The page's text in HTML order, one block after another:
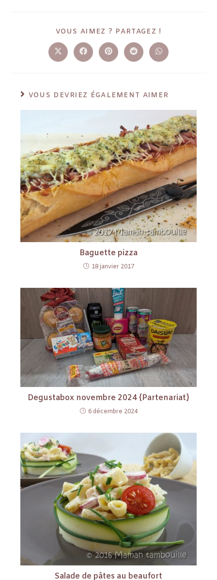
VOUS AIMEZ ? PARTAGEZ !
VOUS DEVRIEZ ÉGALEMENT AIMER
Baguette pizza
18 janvier 2017
Degustabox novembre 2024 {Partenariat}
6 décembre 2024
Salade de pâtes au beaufort